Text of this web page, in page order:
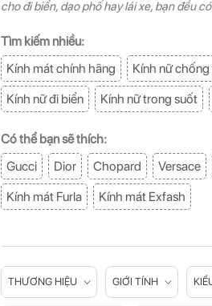
cho đi biển, dạo phố hay lái xe, bạn đều
Tìm kiếm nhiều:
Kính mát chính hãng
Kính nữ chống
Kính nữ đi biển
Kính nữ trong suốt
Có thể bạn sẽ thích:
Gucci
Dior Chopard Versace
Kính mát Furla
Kính mát Exfash
THƯƠNG HIỆU GIỚI TÍNH